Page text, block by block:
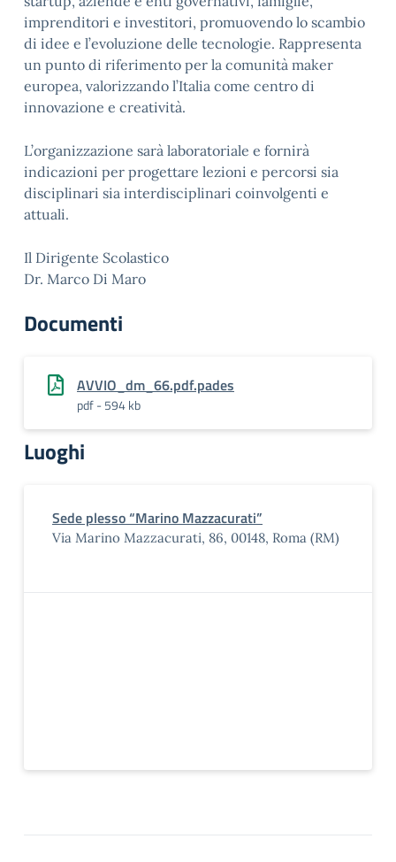
imprenditori e investitori, promuovendo lo scambio
di idee e l’evoluzione delle tecnologie. Rappresenta
un punto di riferimento per la comunità maker
europea, valorizzando l’Italia come centro di
innovazione e creatività.
L’organizzazione sarà laboratoriale e fornirà
indicazioni per progettare lezioni e percorsi sia
disciplinari sia interdisciplinari coinvolgenti e
attuali.
Il Dirigente Scolastico
Dr. Marco Di Maro
Documenti
AVVIO_dm_66.pdf.pades
pdf - 594 kb
Luoghi
Sede plesso “Marino Mazzacurati”
Via Marino Mazzacurati, 86, 00148, Roma (RM)